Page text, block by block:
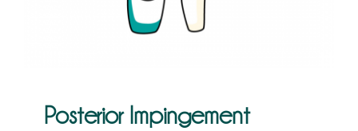
Posterior Impingement